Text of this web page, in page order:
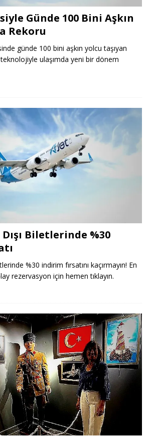
Günde 100 Bini Aşkın
Rekoru
günde 100 bini aşkın yolcu taşıyan
teknolojiyle ulaşımda yeni bir dönem
Biletlerinde %30
%30 indirim fırsatını kaçırmayın! En
rezervasyon için hemen tıklayın.